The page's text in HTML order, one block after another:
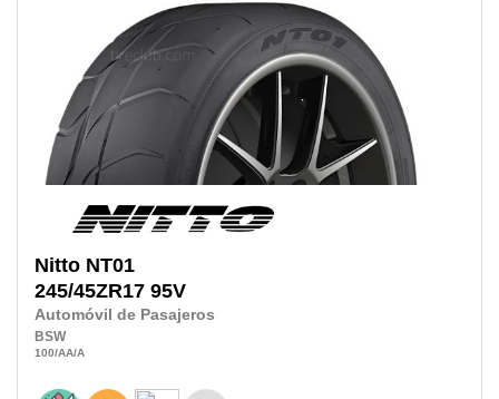
Nitto NT01
245/45ZR17 95V
Automóvil de Pasajeros
BSW
100/AA/A